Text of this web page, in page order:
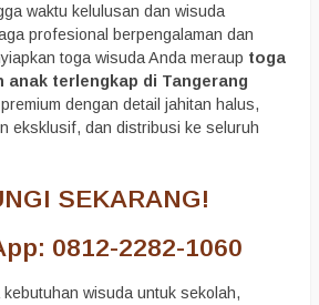
waktu kelulusan dan wisuda
profesional berpengalaman dan
toga wisuda Anda meraup toga
anak terlengkap di Tangerang
dengan detail jahitan halus,
eksklusif, dan distribusi ke seluruh
SEKARANG!
0812-2282-1060
wisuda untuk sekolah,